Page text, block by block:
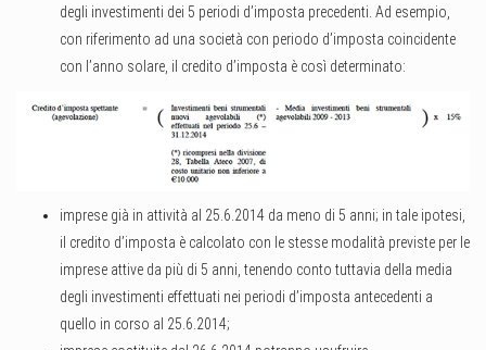
degli investimenti dei 5 periodi d’imposta precedenti. Ad esempio,
con riferimento ad una società con periodo d’imposta coincidente
con l’anno solare, il credito d’imposta è così determinato:
imprese già in attività al 25.6.2014 da meno di 5 anni; in tale ipotesi,
il credito d’imposta è calcolato con le stesse modalità previste per le
imprese attive da più di 5 anni, tenendo conto tuttavia della media
degli investimenti effettuati nei periodi d’imposta antecedenti a
quello in corso al 25.6.2014;